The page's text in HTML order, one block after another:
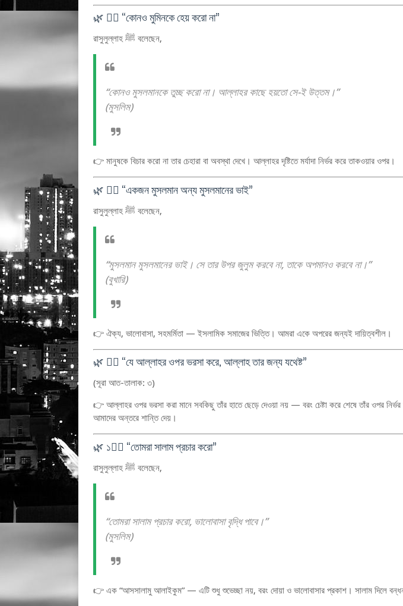
🌿 ৭️⃣ “কোনও মুমিনকে হেয় করো না”
রাসুলুল্লাহ ﷺ বলেছেন,
“কোনও মুসলমানকে তুচ্ছ করো না। আল্লাহর কাছে হয়তো সে-ই উত্তম।”
(মুসলিম)
👉 মানুষকে বিচার করো না তার চেহারা বা অবস্থা দেখে। আল্লাহর দৃষ্টিতে মর্যাদা নির্ভর করে তাকওয়ার ওপর।
🌿 ৮️⃣ “একজন মুসলমান অন্য মুসলমানের ভাই”
রাসুলুল্লাহ ﷺ বলেছেন,
“মুসলমান মুসলমানের ভাই। সে তার উপর জুলুম করবে না, তাকে অপমানও করবে না।”
(বুখারি)
👉 ঐক্য, ভালোবাসা, সহমর্মিতা — ইসলামিক সমাজের ভিত্তি। আমরা একে অপরের জন্যই দায়িত্বশীল।
🌿 ৯️⃣ “যে আল্লাহর ওপর ভরসা করে, আল্লাহ তার জন্য যথেষ্ট”
(সূরা আত-তালাক: ৩)
👉 আল্লাহর ওপর ভরসা করা মানে সবকিছু তাঁর হাতে ছেড়ে দেওয়া নয় — বরং চেষ্টা করে শেষে তাঁর ওপর
আমাদের অন্তরে শান্তি দেয়।
🌿 ১০️⃣ “তোমরা সালাম প্রচার করো”
রাসুলুল্লাহ ﷺ বলেছেন,
“তোমরা সালাম প্রচার করো, ভালোবাসা বৃদ্ধি পাবে।”
(মুসলিম)
👉 এক “আসসালামু আলাইকুম” — এটি শুধু শুভেচ্ছা নয়, বরং দোয়া ও ভালোবাসার প্রকাশ। সালাম দিলে